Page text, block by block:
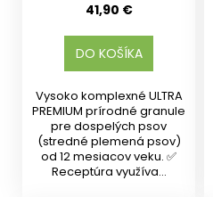
41,90 €
DO KOŠÍKA
Vysoko komplexné ULTRA
PREMIUM prírodné granule
pre dospelých psov
(stredné plemená psov)
od 12 mesiacov veku. ✅
Receptúra využíva...